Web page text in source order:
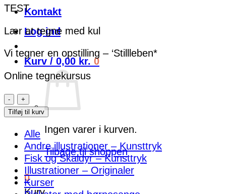
Kontakt
Log ind
Kurv / 0,00 kr. 0
Ingen varer i kurven.
Tilbage til shoppen
0
Kurv
TEST
Lær at tegne med kul
Vi tegner en opstilling – ‘Stillleben*
Online tegnekursus
Lær
at
med
kul
TEST
antal
Tilføj til kurv
Alle
Andre illustrationer – Kunsttryk
Fisk og Skaldyr – Kunsttryk
Illustrationer – Originaler
Kurser